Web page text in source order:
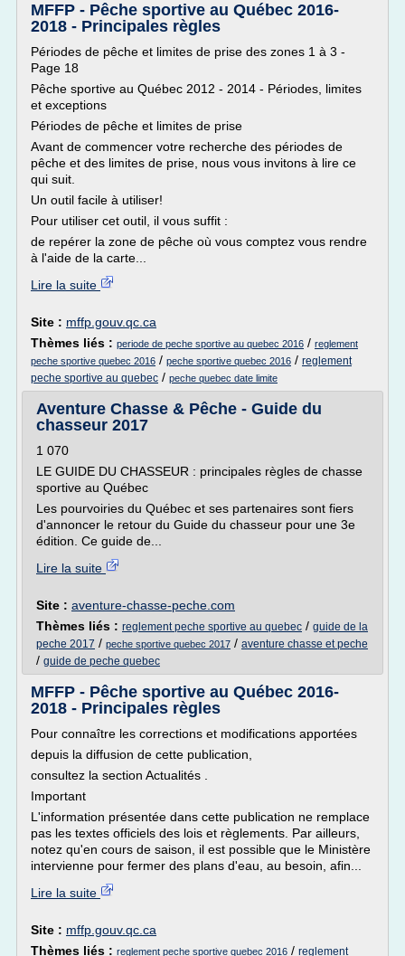
MFFP - Pêche sportive au Québec 2016-
2018 - Principales règles
Périodes de pêche et limites de prise des zones 1 à 3 -
Page 18
Pêche sportive au Québec 2012 - 2014 - Périodes, limites
et exceptions
Périodes de pêche et limites de prise
Avant de commencer votre recherche des périodes de
pêche et des limites de prise, nous vous invitons à lire ce
qui suit.
Un outil facile à utiliser!
Pour utiliser cet outil, il vous suffit :
de repérer la zone de pêche où vous comptez vous rendre
à l'aide de la carte...
Lire la suite
Site : mffp.gouv.qc.ca
Thèmes liés : periode de peche sportive au quebec 2016 / reglement
peche sportive quebec 2016 / peche sportive quebec 2016 / reglement
peche sportive au quebec / peche quebec date limite
Aventure Chasse & Pêche - Guide du
chasseur 2017
1 070
LE GUIDE DU CHASSEUR : principales règles de chasse
sportive au Québec
Les pourvoiries du Québec et ses partenaires sont fiers
d'annoncer le retour du Guide du chasseur pour une 3e
édition. Ce guide de...
Lire la suite
Site : aventure-chasse-peche.com
Thèmes liés : reglement peche sportive au quebec / guide de la
peche 2017 / peche sportive quebec 2017 / aventure chasse et peche
/ guide de peche quebec
MFFP - Pêche sportive au Québec 2016-
2018 - Principales règles
Pour connaître les corrections et modifications apportées
depuis la diffusion de cette publication,
consultez la section Actualités .
Important
L'information présentée dans cette publication ne remplace
pas les textes officiels des lois et règlements. Par ailleurs,
notez qu'en cours de saison, il est possible que le Ministère
intervienne pour fermer des plans d'eau, au besoin, afin...
Lire la suite
Site : mffp.gouv.qc.ca
Thèmes liés : reglement peche sportive quebec 2016 / reglement